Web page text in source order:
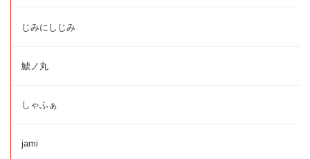
じみにしじみ
鯱ノ丸
しゃふぁ
jami